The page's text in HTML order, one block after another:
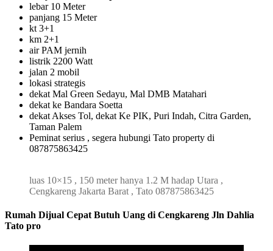
lebar 10 Meter
panjang 15 Meter
kt 3+1
km 2+1
air PAM jernih
listrik 2200 Watt
jalan 2 mobil
lokasi strategis
dekat Mal Green Sedayu, Mal DMB Matahari
dekat ke Bandara Soetta
dekat Akses Tol, dekat Ke PIK, Puri Indah, Citra Garden,
Taman Palem
Peminat serius , segera hubungi Tato property di
087875863425
luas 10×15 , 150 meter hanya 1.2 M hadap Utara ,
Cengkareng Jakarta Barat , Tato 087875863425
Rumah Dijual Cepat Butuh Uang di Cengkareng Jln Dahlia
Tato pro